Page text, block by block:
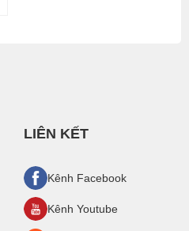
LIÊN KẾT
Kênh Facebook
Kênh Youtube